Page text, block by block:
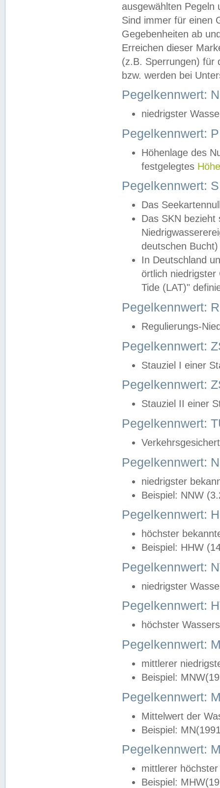
ausgewählten
Sind immer für einen
Gegebenheiten ab
Erreichen dieser
(z.B. Sperrungen) für
bzw. werden bei
Pegelkennwert:
niedrigster
Pegelkennwert:
Höhenlage des
festgelegtes
Pegelkennwert:
Das
Das SKN
deutschen
In Deutschland
örtlich
Tide (LAT)"
Pegelkennwert:
Regulierungs-
Pegelkennwert:
Stauziel I einer
Pegelkennwert:
Stauziel II einer
Pegelkennwert:
Pegelkennwert:
niedrigster
Beispiel: NNW
Pegelkennwert:
höchster
Beispiel: HHW
Pegelkennwert:
niedrigster
Pegelkennwert:
höchster
Pegelkennwert:
mittlerer
Beispiel:
Pegelkennwert:
Mittelwert der
Beispiel:
Pegelkennwert:
mittlerer
Beispiel: